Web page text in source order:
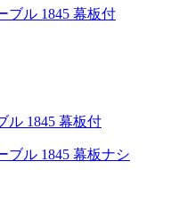
ル 1845 幕板付